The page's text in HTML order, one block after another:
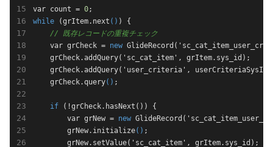
var count = 0;
while (grItem.next () ) {
// 既存レコードの重複チェック
    var grCheck =
new GlideRecord('
    grCheck.add
Query(' sc_cat_item ', grItem. sys_id ) ;
    grCheck.add
Query(' user_criteria ', userCriteriaSysId
    grCheck.query
()
if (!grCheck.has Next() ) {
        var grNew =
new GlideRecord('
        grNew.initialize
() ;
        grNew.set
Value(' sc_cat_item ', grItem. sys_id ) ;